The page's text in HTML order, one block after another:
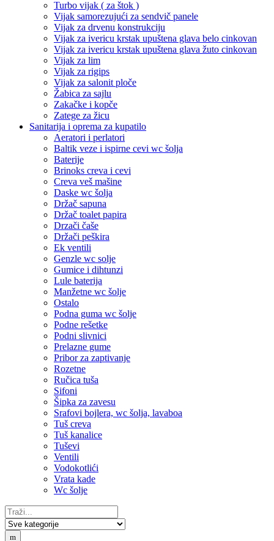
Turbo vijak ( za štok )
Vijak samorezujući za sendvič panele
Vijak za drvenu konstrukciju
Vijak za ivericu krstak upuštena glava belo cinkovan
Vijak za ivericu krstak upuštena glava žuto cinkovan
Vijak za lim
Vijak za rigips
Vijak za salonit ploče
Žabica za sajlu
Zakačke i kopče
Zatege za žicu
Sanitarija i oprema za kupatilo
Aeratori i perlatori
Baltik veze i ispirne cevi wc šolja
Baterije
Brinoks creva i cevi
Creva veš mašine
Daske wc šolja
Držač sapuna
Držač toalet papira
Drzači čaše
Držači peškira
Ek ventili
Genzle wc solje
Gumice i dihtunzi
Lule baterija
Manžetne wc šolje
Ostalo
Podna guma wc šolje
Podne rešetke
Podni slivnici
Prelazne gume
Pribor za zaptivanje
Rozetne
Ručica tuša
Sifoni
Šipka za zavesu
Srafovi bojlera, wc šolja, lavaboa
Tuš creva
Tuš kanalice
Tuševi
Ventili
Vodokotlići
Vrata kade
Wc šolje
Search for: